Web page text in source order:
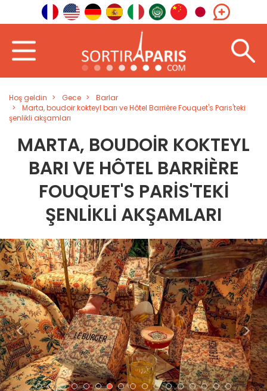
Hoş geldin Gece
Barlar
Marta, boudoir kokteyl barı ve Hôtel Barrière Fouquet's Paris'teki
şenlikli akşamları
MARTA, BOUDOIR KOKTEYL
BARI VE HÔTEL BARRIÈRE
FOUQUET'S PARIS'TEKI
ŞENLIKLI AKŞAMLARI
< >